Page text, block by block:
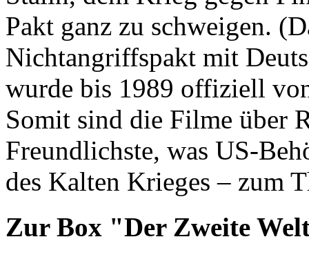
Pakt ganz zu schweigen.
Nichtangriffspakt mit
wurde bis 1989 offiziell
Somit sind die Filme über
Freundlichste, was US-
des Kalten Krieges – zum
Zur Box "Der Zweite